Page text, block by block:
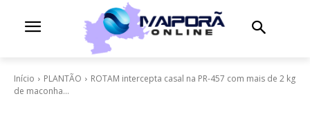
Início PLANTÃO
ROTAM intercepta casal na PR-457 com mais de 2 kg
de maconha...